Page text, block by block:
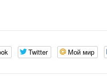
Twitter Мой мир